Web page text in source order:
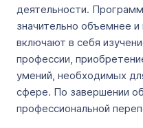
деятельности.
значительно объемнее
включают в себя
профессии,
умений, необходимых
сфере. По завершении
профессиональной